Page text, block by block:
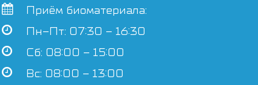
Приём биоматериала:
Пн–Пт: 07:30 – 16:30
Сб: 08:00 – 15:00
Вс: 08:00 – 13:00